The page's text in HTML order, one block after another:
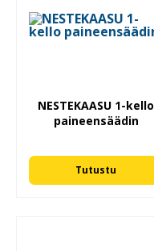
NESTEKAASU 1-kello
paineensäädin
Tutustu